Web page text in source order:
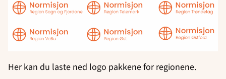
Her kan du laste ned logo pakkene for regionene.